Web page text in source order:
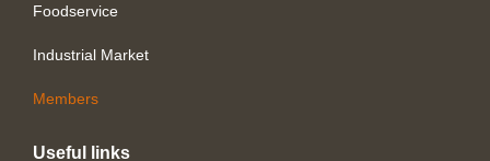
Foodservice
Industrial Market
Members
Useful links